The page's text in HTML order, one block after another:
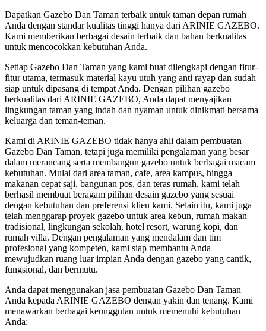
Dapatkan Gazebo Dan Taman terbaik untuk taman depan rumah
Anda dengan standar kualitas tinggi hanya dari ARINIE GAZEBO.
Kami memberikan berbagai desain terbaik dan bahan berkualitas
untuk mencocokkan kebutuhan Anda.
Setiap Gazebo Dan Taman yang kami buat dilengkapi dengan fitur-
fitur utama, termasuk material kayu utuh yang anti rayap dan sudah
siap untuk dipasang di tempat Anda. Dengan pilihan gazebo
berkualitas dari ARINIE GAZEBO, Anda dapat menyajikan
lingkungan taman yang indah dan nyaman untuk dinikmati bersama
keluarga dan teman-teman.
Kami di ARINIE GAZEBO tidak hanya ahli dalam pembuatan
Gazebo Dan Taman, tetapi juga memiliki pengalaman yang besar
dalam merancang serta membangun gazebo untuk berbagai macam
kebutuhan. Mulai dari area taman, cafe, area kampus, hingga
makanan cepat saji, bangunan pos, dan teras rumah, kami telah
berhasil membuat beragam pilihan desain gazebo yang sesuai
dengan kebutuhan dan preferensi klien kami. Selain itu, kami juga
telah menggarap proyek gazebo untuk area kebun, rumah makan
tradisional, lingkungan sekolah, hotel resort, warung kopi, dan
rumah villa. Dengan pengalaman yang mendalam dan tim
profesional yang kompeten, kami siap membantu Anda
mewujudkan ruang luar impian Anda dengan gazebo yang cantik,
fungsional, dan bermutu.
Anda dapat menggunakan jasa pembuatan Gazebo Dan Taman
Anda kepada ARINIE GAZEBO dengan yakin dan tenang. Kami
menawarkan berbagai keunggulan untuk memenuhi kebutuhan
Anda: